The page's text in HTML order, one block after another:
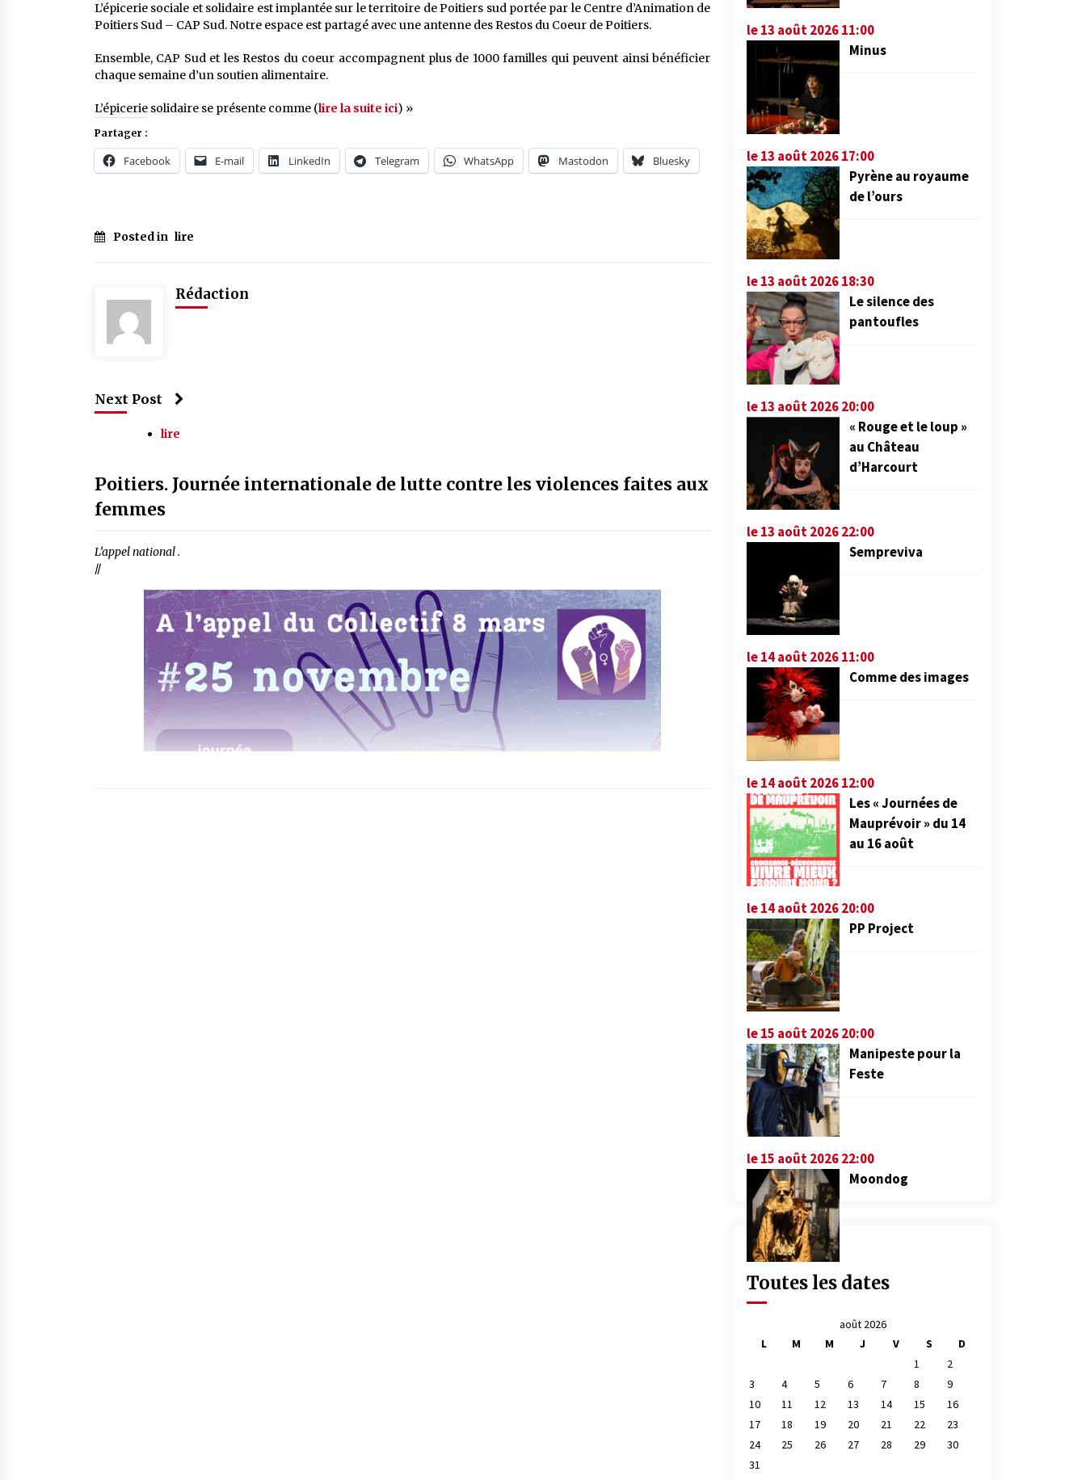
L’épicerie sociale et solidaire est implantée sur le territoire de Poitiers sud portée par le Centre d’Animation de
Poitiers Sud – CAP Sud. Notre espace est partagé avec une antenne des Restos du Coeur de Poitiers.
Ensemble, CAP Sud et les Restos du coeur accompagnent plus de 1000 familles qui peuvent ainsi bénéficier
chaque semaine d’un soutien alimentaire.
L’épicerie solidaire se présente comme (lire la suite ici) »
Partager :
Facebook E-mail LinkedIn Telegram WhatsApp Mastodon Bluesky
Posted in lire
Rédaction
Next Post
lire
Poitiers. Journée internationale de lutte contre les violences faites aux
femmes
L’appel national .
//
le 13 août 2026 11:00
Minus
le 13 août 2026 17:00
Pyrène au royaume
de l’ours
le 13 août 2026 18:30
Le silence des
pantoufles
le 13 août 2026 20:00
« Rouge et le loup »
au Château
d’Harcourt
le 13 août 2026 22:00
Sempreviva
le 14 août 2026 11:00
Comme des images
le 14 août 2026 12:00
Les « Journées de
Mauprévoir » du 14
au 16 août
le 14 août 2026 20:00
PP Project
le 15 août 2026 20:00
Manipeste pour la
Feste
le 15 août 2026 22:00
Moondog
Toutes les dates
août 2026
L
M M J V S
D
1
2
3
4 5 6 7 8
9
10
11 12 13 14 15
16
17
18 19 20 21 22
23
24
25 26 27 28 29
30
31